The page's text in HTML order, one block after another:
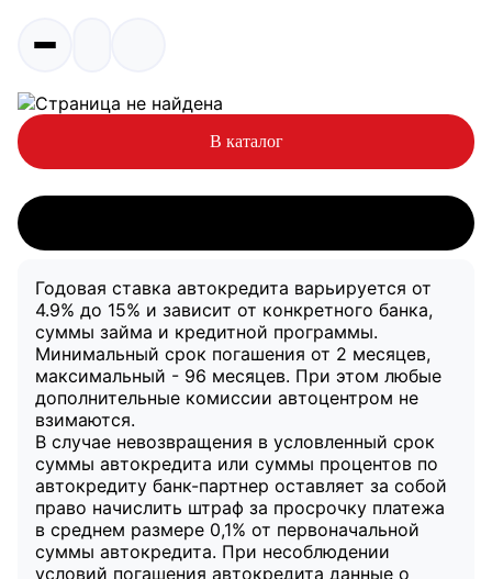
В каталог
Годовая ставка автокредита варьируется от
4.9% до 15% и зависит от конкретного банка,
суммы займа и кредитной программы.
Минимальный срок погашения от 2 месяцев,
максимальный - 96 месяцев. При этом любые
дополнительные комиссии автоцентром не
взимаются.
В случае невозвращения в условленный срок
суммы автокредита или суммы процентов по
автокредиту банк-партнер оставляет за собой
право начислить штраф за просрочку платежа
в среднем размере 0,1% от первоначальной
суммы автокредита. При несоблюдении
условий погашения автокредита данные о